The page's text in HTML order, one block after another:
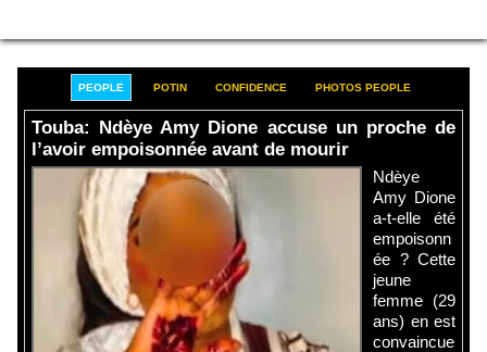
PEOPLE POTIN CONFIDENCE PHOTOS PEOPLE
Touba: Ndèye Amy Dione accuse un proche de
l’avoir empoisonnée avant de mourir
Ndèye
Amy Dione
a-t-elle été
empoisonn
ée ? Cette
jeune
femme (29
ans) en est
convaincue